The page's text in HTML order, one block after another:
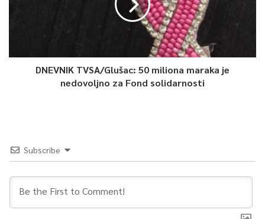
DNEVNIK TVSA/Glušac: 50 miliona maraka je
nedovoljno za Fond solidarnosti
Subscribe